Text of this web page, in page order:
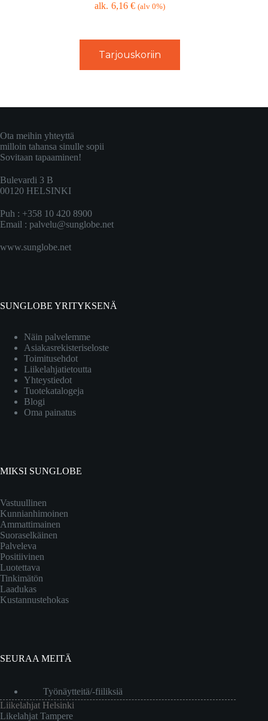
6,16€ (alv 0%)
Tarjouskoriin
Ota meihin yhteyttä
milloin tahansa sinulle sopii
Sovitaan tapaaminen!
Bulevardi 3 B
00120 HELSINKI
Puh : +358 10 420 8900
Email : palvelu@sunglobe.net
www.sunglobe.net
SUNGLOBE YRITYKSENÄ
Näin palvelemme
Asiakasrekisteriseloste
Toimitusehdot
Liikelahjatietoutta
Yhteystiedot
Tuotekatalogeja
Blogi
Oma painatus
MIKSI SUNGLOBE
Vastuullinen
Kunnianhimoinen
Ammattimainen
Suoraselkäinen
Palveleva
Positiivinen
Luotettava
Tinkimätön
Laadukas
Kustannustehokas
SEURAA MEITÄ
Työnäytteitä/-fiiliksiä
Liikelahjat Helsinki
Likelahjat Tampere